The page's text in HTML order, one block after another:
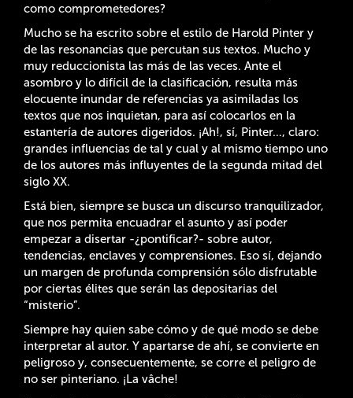
como comprometedores?
Mucho se ha escrito sobre el estilo de Harold Pinter y
de las resonancias que percutan sus textos. Mucho y
muy reduccionista las más de las veces. Ante el
asombro y lo difícil de la clasificación, resulta más
elocuente inundar de referencias ya asimiladas los
textos que nos inquietan, para así colocarlos en la
estantería de autores digeridos. ¡Ah!, sí, Pinter…, claro:
grandes influencias de tal y cual y al mismo tiempo uno
de los autores más influyentes de la segunda mitad del
siglo XX.
Está bien, siempre se busca un discurso tranquilizador,
que nos permita encuadrar el asunto y así poder
empezar a disertar -¿pontificar?- sobre autor,
tendencias, enclaves y comprensiones. Eso sí, dejando
un margen de profunda comprensión sólo disfrutable
por ciertas élites que serán las depositarias del
“misterio”.
Siempre hay quien sabe cómo y de qué modo se debe
interpretar al autor. Y apartarse de ahí, se convierte en
peligroso y, consecuentemente, se corre el peligro de
no ser pinteriano. ¡La vâche!